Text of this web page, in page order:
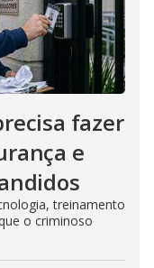
fazer
e
treinamento
o criminoso